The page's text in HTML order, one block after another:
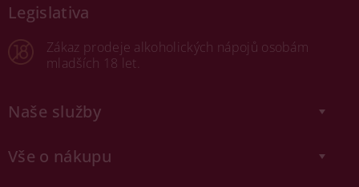
Legislativa
Zákaz prodeje alkoholických nápojů osobám
mladších 18 let.
Naše služby
Vše o nákupu